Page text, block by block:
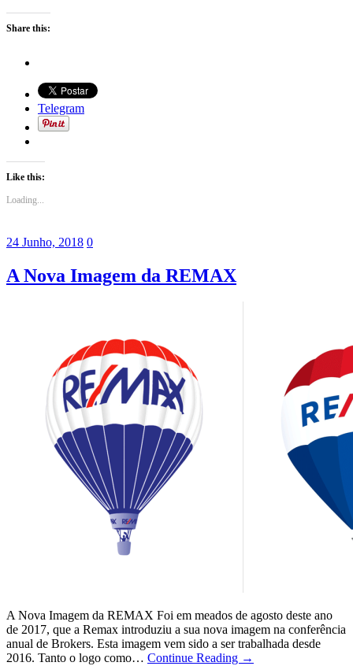
Share this:
Telegram
Like this:
Loading...
24 Junho, 2018 0
A Nova Imagem da REMAX
A Nova Imagem da REMAX Foi em meados de agosto deste ano
de 2017, que a Remax introduziu a sua nova imagem na conferência
anual de Brokers. Esta imagem vem sido a ser trabalhada desde
2016. Tanto o logo como… Continue Reading →